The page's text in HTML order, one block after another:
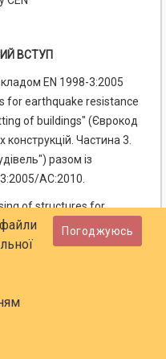
ВСТУП
EN 1998-3:2005
for earthquake resistance
of buildings" (Єврокод
конструкцій. Частина 3.
разом із
АС:2010.
of structures for
and retrofitting
комітетом CEN/TC
конструкцій),
інститут
англомовний
Погоджуюсь